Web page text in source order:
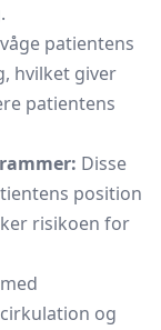
patientens
hvilket giver
patientens
Disse
position
risikoen for
og